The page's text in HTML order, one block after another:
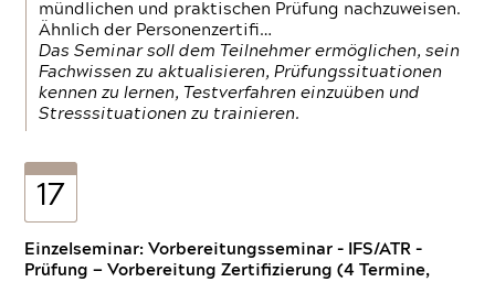
mündlichen und praktischen Prüfung nachzuweisen.
Ähnlich der Personenzertifi…
Das Seminar soll dem Teilnehmer ermöglichen, sein
Fachwissen zu aktualisieren, Prüfungssituationen
kennen zu lernen, Testverfahren einzuüben und
Stresssituationen zu trainieren.
17
Einzelseminar: Vorbereitungsseminar - IFS/ATR -
Prüfung — Vorbereitung Zertifizierung (4 Termine,